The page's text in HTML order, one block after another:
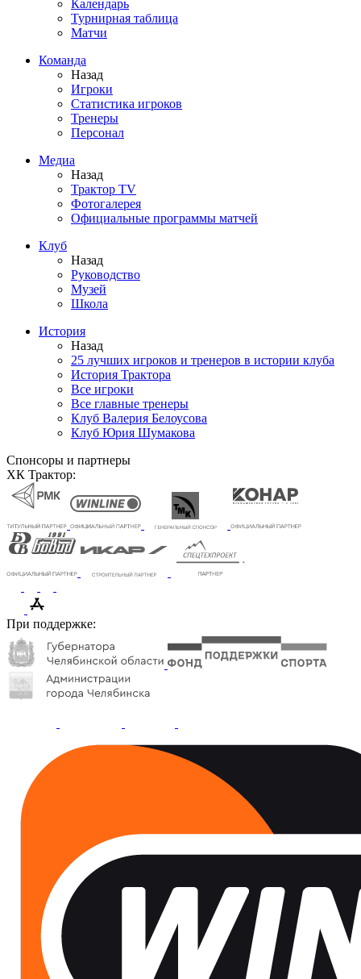
Календарь
Турнирная таблица
Матчи
Команда
Назад
Игроки
Статистика игроков
Тренеры
Персонал
Медиа
Назад
Трактор TV
Фотогалерея
Официальные программы матчей
Клуб
Назад
Руководство
Музей
Школа
История
Назад
25 лучших игроков и тренеров в истории клуба
История Трактора
Все игроки
Все главные тренеры
Клуб Валерия Белоусова
Клуб Юрия Шумакова
Спонсоры и партнеры
ХК Трактор:
При поддержке: